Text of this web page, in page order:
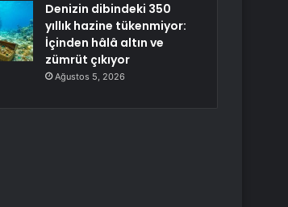
Denizin dibindeki 350
yıllık hazine tükenmiyor:
İçinden hâlâ altın ve
zümrüt çıkıyor
Ağustos 5, 2026